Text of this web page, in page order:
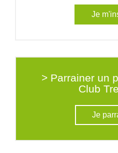
Je
> Parrainer un
Club
Je